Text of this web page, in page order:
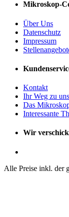
Mikroskop-
Über Uns
Datenschutz
Impressum
Kontakt
Ihr Weg zu uns
Das
Interessante
Wir
Alle Preise inkl. der